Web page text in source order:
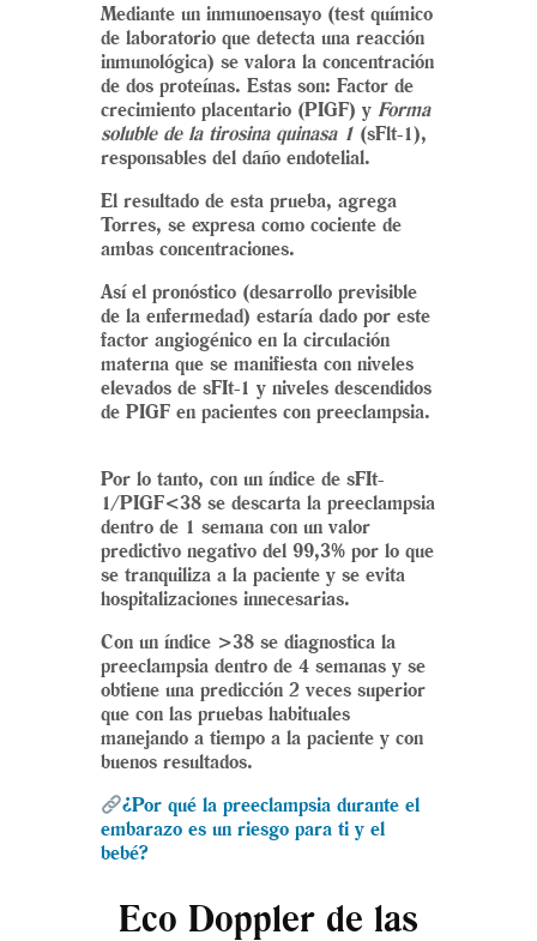
Mediante un inmunoensayo (test químico
de laboratorio que detecta una reacción
inmunológica) se valora la concentración
de dos proteínas. Estas son: Factor de
crecimiento placentario (PIGF) y Forma
soluble de la tirosina quinasa 1 (sFlt-1),
responsables del daño endotelial.
El resultado de esta prueba, agrega
Torres, se expresa como cociente de
ambas concentraciones.
Así el pronóstico (desarrollo previsible
de la enfermedad) estaría dado por este
factor angiogénico en la circulación
materna que se manifiesta con niveles
elevados de sFIt-1 y niveles descendidos
de PIGF en pacientes con preeclampsia.
Por lo tanto, con un índice de sFIt-
1/PIGF<38 se descarta la preeclampsia
dentro de 1 semana con un valor
predictivo negativo del 99,3% por lo que
se tranquiliza a la paciente y se evita
hospitalizaciones innecesarias.
Con un índice >38 se diagnostica la
preeclampsia dentro de 4 semanas y se
obtiene una predicción 2 veces superior
que con las pruebas habituales
manejando a tiempo a la paciente y con
buenos resultados.
¿Por qué la preeclampsia durante el
embarazo es un riesgo para ti y el
bebé?
Eco Doppler de las